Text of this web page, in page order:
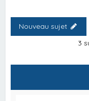
Nouveau sujet
3